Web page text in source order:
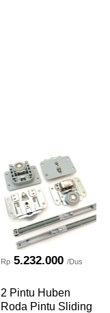
Rp 5.232.000 /Dus
2 Pintu Huben
Roda Pintu Sliding